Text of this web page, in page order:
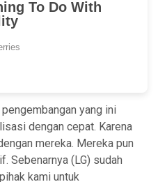
yang ini
dengan cepat. Karena
mereka. Mereka pun
Sebenarnya (LG) sudah
kami untuk